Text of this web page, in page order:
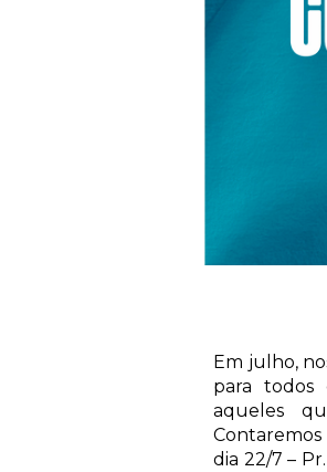
Em julho,
para todos
aqueles
dia 22/7 –